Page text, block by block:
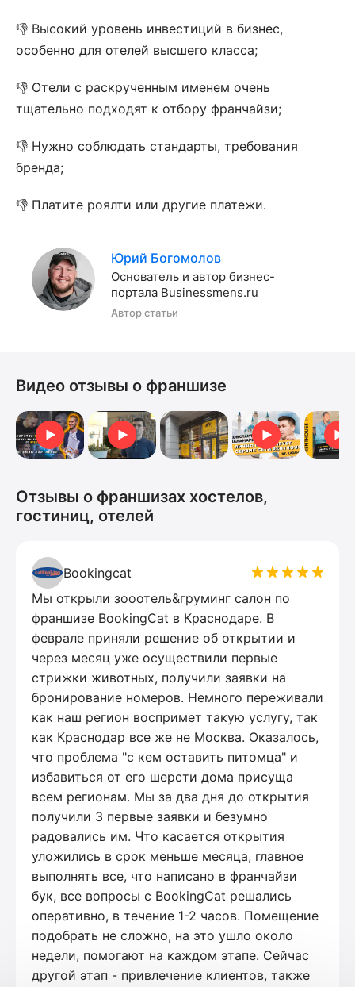
👎 Высокий уровень инвестиций в бизнес,
особенно для отелей высшего класса;
👎 Отели с раскрученным именем очень
тщательно подходят к отбору франчайзи;
👎 Нужно соблюдать стандарты, требования
бренда;
👎 Платите роялти или другие платежи.
Юрий Богомолов
Основатель и автор бизнес-
портала Businessmens.ru
Автор статьи
Видео отзывы о франшизе
Тренерство в компании RentHouse
Алексей Замараев Отзыв от Отзыв
Отзывы о франшизах хостелов,
гостиниц, отелей
Bookingcat
Мы открыли зооотель&груминг салон по
франшизе BookingCat в Краснодаре. В
феврале приняли решение об открытии и
через месяц уже осуществили первые
стрижки животных, получили заявки на
бронирование номеров. Немного переживали
как наш регион воспримет такую услугу, так
как Краснодар все же не Москва. Оказалось,
что проблема "с кем оставить питомца" и
избавиться от его шерсти дома присуща
всем регионам. Мы за два дня до открытия
получили 3 первые заявки и безумно
радовались им. Что касается открытия
уложились в срок меньше месяца, главное
выполнять все, что написано в франчайзи
бук, все вопросы с BookingCat решались
оперативно, в течение 1-2 часов. Помещение
подобрать не сложно, на это ушло около
недели, помогают на каждом этапе. Сейчас
другой этап - привлечение клиентов, также